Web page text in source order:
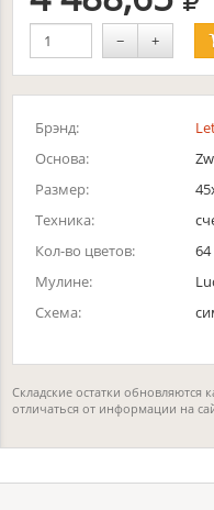
− +
Брэнд:
Основа:
Размер:
Техника:
Кол-во цветов:
64
Мулине:
Схема:
Складские остатки обновляются
отличаться от информации на